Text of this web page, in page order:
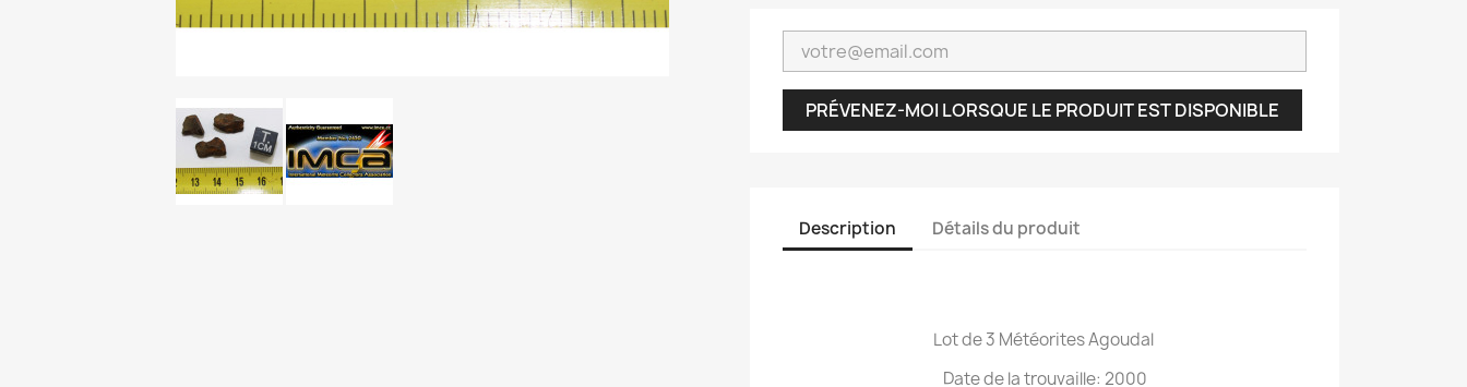
PRÉVENEZ-MOI LORSQUE LE PRODUIT EST DISPONIBLE
Description Détails du produit
Lot de 3 Météorites Agoudal
Date de la trouvaille: 2000